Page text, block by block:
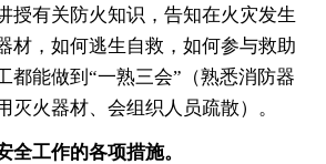
授有关防火知识，告知在火灾发生
材，如何逃生自救，如何参与救助
都能做到“一熟三会”（熟悉消防器
灭火器材、会组织人员疏散）。
全工作的各项措施。